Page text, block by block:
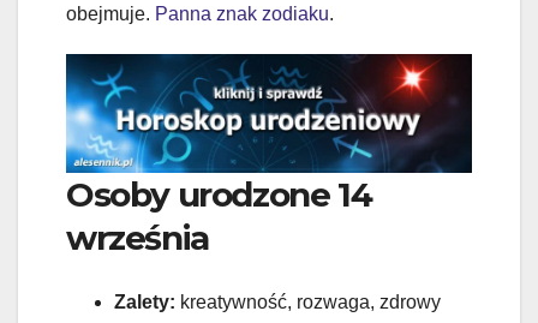
obejmuje. Panna znak zodiaku.
Osoby urodzone 14
września
Zalety: kreatywność, rozwaga, zdrowy